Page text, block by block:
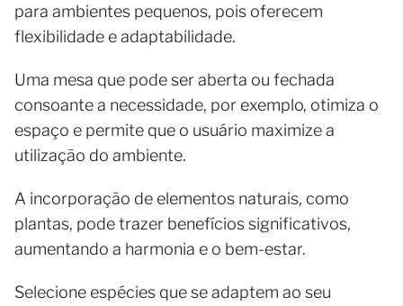
para ambientes pequenos, pois oferecem
flexibilidade e adaptabilidade.
Uma mesa que pode ser aberta ou fechada
consoante a necessidade, por exemplo, otimiza o
espaço e permite que o usuário maximize a
utilização do ambiente.
A incorporação de elementos naturais, como
plantas, pode trazer benefícios significativos,
aumentando a harmonia e o bem-estar.
Selecione espécies que se adaptem ao seu